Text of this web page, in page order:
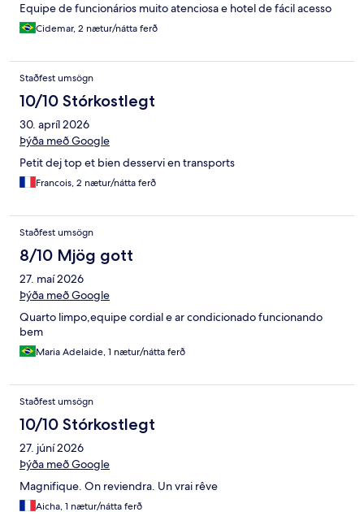
Equipe de funcionários muito atenciosa e hotel de fácil acesso
Cidemar, 2 nætur/nátta ferð
Staðfest umsögn
10/10 Stórkostlegt
30. apríl 2026
Þýða með Google
Petit dej top et bien desservi en transports
Francois, 2 nætur/nátta ferð
Staðfest umsögn
8/10 Mjög gott
27. maí 2026
Þýða með Google
Quarto limpo,equipe cordial e ar condicionado funcionando
bem
Maria Adelaide, 1 nætur/nátta ferð
Staðfest umsögn
10/10 Stórkostlegt
27. júní 2026
Þýða með Google
Magnifique. On reviendra. Un vrai rêve
Aicha, 1 nætur/nátta ferð